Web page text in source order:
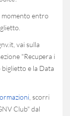
momento entro
vai sulla
"Recupera i
e la Data
, scorri
Club" dal